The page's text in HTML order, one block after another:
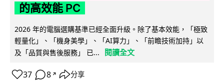
的高效能 PC
2026 年的電腦選購基準已經全面升級。除了基本效能，「極致
輕量化」、「機身美學」、「AI算力」、「前瞻技術加持」以
及「品質與售後服務」 已...
閱讀全文
37 8 ↗ 分享